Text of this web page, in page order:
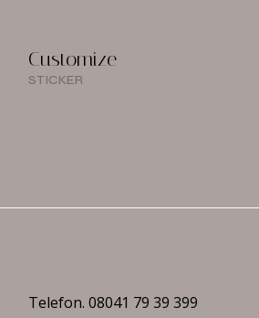
Customize
STICKER
Telefon.08041 79 39 399